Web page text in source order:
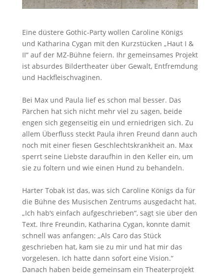
Eine düstere Gothic-Party wollen Caroline Königs
und Katharina Cygan mit den Kurzstücken „Haut I &
II“ auf der MZ-Bühne feiern. Ihr gemeinsames Projekt
ist absurdes Bildertheater über Gewalt, Entfremdung
und Hackfleischvaginen.
Bei Max und Paula lief es schon mal besser. Das
Pärchen hat sich nicht mehr viel zu sagen, beide
engen sich gegenseitig ein und erniedrigen sich. Zu
allem Überfluss steckt Paula ihren Freund dann auch
noch mit einer fiesen Geschlechtskrankheit an. Max
sperrt seine Liebste daraufhin in den Keller ein, um
sie zu foltern und wie einen Hund zu behandeln.
Harter Tobak ist das, was sich Caroline Königs da für
die Bühne des Musischen Zentrums ausgedacht hat.
„Ich hab‘s einfach aufgeschrieben“, sagt sie über den
Text. Ihre Freundin, Katharina Cygan, konnte damit
schnell was anfangen: „Als Caro das Stück
geschrieben hat, kam sie zu mir und hat mir das
vorgelesen. Ich hatte dann sofort eine Vision.“
Danach haben beide gemeinsam ein Theaterprojekt